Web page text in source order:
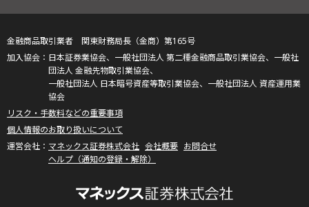
金融商品取引業者 関東財務局長（金商）第165号
日本証券業協会、一般社団法人 第二種金融商品取引業協会、一般社
団法人 金融先物取引業協会、
一般社団法人 日本暗号資産等取引業協会、一般社団法人 資産運用業
協会
リスク・手数料などの重要事項
個人情報のお取り扱いについて
マネックス証券株式会社 会社概要 お問合せ
ヘルプ（通知の登録・解除）